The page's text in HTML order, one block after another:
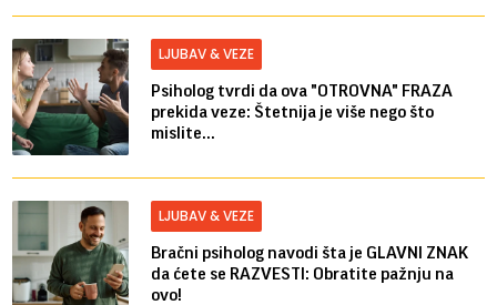
LJUBAV & VEZE
Psiholog tvrdi da ova "OTROVNA" FRAZA
prekida veze: Štetnija je više nego što
mislite...
LJUBAV & VEZE
Bračni psiholog navodi šta je GLAVNI ZNAK
da ćete se RAZVESTI: Obratite pažnju na
ovo!